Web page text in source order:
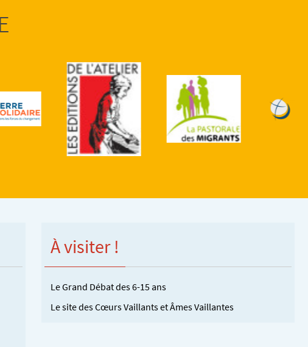
À visiter !
Le Grand Débat des 6-15 ans
Le site des Cœurs Vaillants et Âmes Vaillantes